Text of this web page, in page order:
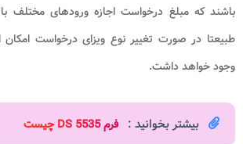
باشند که مبلغ درخواست اجازه ورودهای مختلف
طبیعتا در صورت تغییر نوع ویزای درخواست امکان
وجود خواهد داشت.
بیشتر بخوانید : فرم DS 5535 چیست